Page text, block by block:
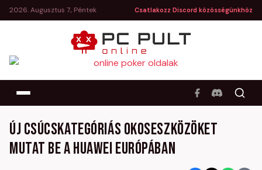
2026. Augusztus 7., Péntek Csatlakozz Discord közösségünkhöz
Új csúcskategóriás okoseszközöket
mutat be a Huawei Európában